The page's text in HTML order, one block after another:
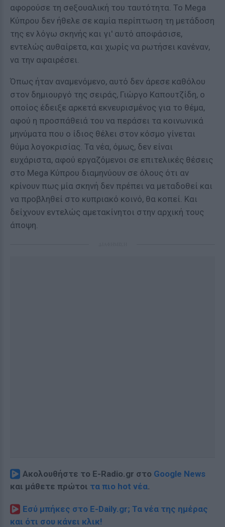
αφορούσε τη σeξουαλική του ταυτότητα. Το Mega
Κύπρου δεν ήθελε σε καμία περίπτωση τη μετάδοση
της εν λόγω σκηνής και γι' αυτό αποφάσισε,
εντελώς αυθαίρετα, και χωρίς να ρωτήσει κανέναν,
να την αφαιρέσει.
Όπως ήταν αναμενόμενο, αυτό δεν άρεσε καθόλου
στον δημιουργό της σειράς, Γιώργο Καπουτζίδη, ο
οποίος έδειξε αρκετά εκνευρισμένος για το θέμα,
αφού η προσπάθειά του να περάσει τα κοινωνικά
μηνύματα που ο ίδιος θέλει στον κόσμο γίνεται
θύμα λογοκρισίας. Τα νέα, όμως, δεν είναι
ευχάριστα, αφού εργαζόμενοι σε επιτελικές θέσεις
στο Mega Κύπρου διαμηνύουν σε όλους ότι αν
κρίνουν πως μία σκηνή δεν πρέπει να μεταδοθεί και
να προβληθεί στο κυπριακό κοινό, θα κοπεί. Και
δείχνουν εντελώς αμετακίνητοι στην αρχική τους
άποψη.
Ακολουθήστε το E-Radio.gr στο Google News
και μάθετε πρώτοι τα πιο hot νέα.
Εσύ μπήκες στο E-Daily.gr; Τα νέα της ημέρας
και ότι σου κάνει κλικ!